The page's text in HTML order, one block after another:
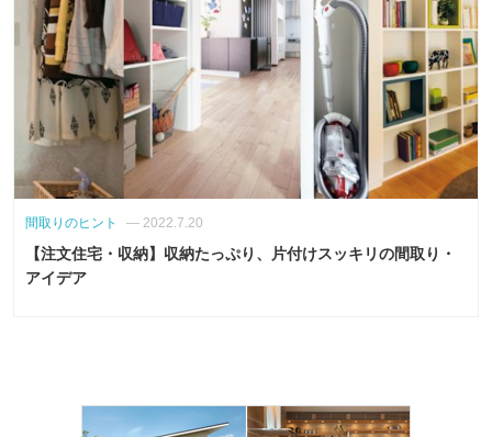
間取りのヒント — 2022.7.20
【注文住宅・収納】収納たっぷり、片付けスッキリの間取り・
アイデア